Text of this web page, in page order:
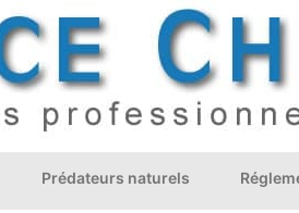
Prédateurs naturels